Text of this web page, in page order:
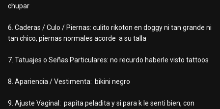
chupar
6. Caderas / Culo / Piernas: culito rikoton en doggy ni tan grande ni
tan chico, piernas normales acorde a su talla
7. Tatuajes o Señas Particulares: no recurdo haberle visto tattoos
8. Apariencia / Vestimenta: bikini negro
9. Ajuste Vaginal: papita peladita y si para k le senti bien, con